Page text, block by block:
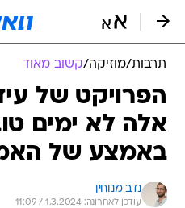
תרבות/מוזיקה/קשוב מאוד
הפרויקט של
אלה לא ימים
באמצע של
נדב מנוחין
עודכן לאחרונה: 1.3.2024 / 11:09